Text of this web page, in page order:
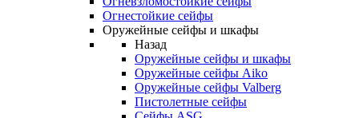
Огнестойкие сейфы
Оружейные сейфы и шкафы
Назад
Оружейные сейфы и шкафы
Оружейные сейфы Aiko
Оружейные сейфы Valberg
Пистолетные сейфы